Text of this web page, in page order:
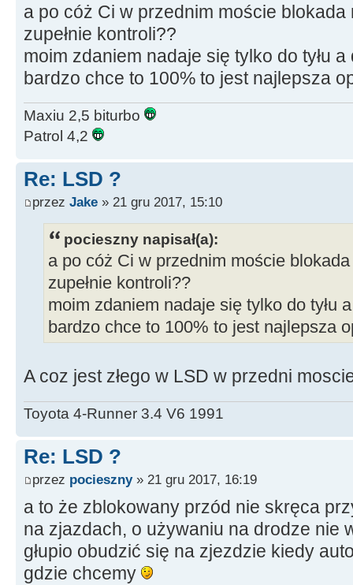
a po cóż Ci w przednim moście
zupełnie kontroli??
moim zdaniem nadaje się tylko do tyłu
bardzo chce to 100% to jest najlepsza
Maxiu 2,5 biturbo
Patrol 4,2
Re: LSD ?
przez Jake » 21 gru 2017, 15:10
pocieszny napisał(a):
a po cóż Ci w przednim moście
zupełnie kontroli??
moim zdaniem nadaje się tylko do tyłu
bardzo chce to 100% to jest najlepsza
A coz jest złego w LSD w przedni
Toyota 4-Runner 3.4 V6 1991
Re: LSD ?
przez pocieszny» 21 gru 2017, 16:19
a to że zblokowany przód nie skręca
na zjazdach, o używaniu na drodze nie
głupio obudzić się na zjezdzie kiedy
gdzie chcemy